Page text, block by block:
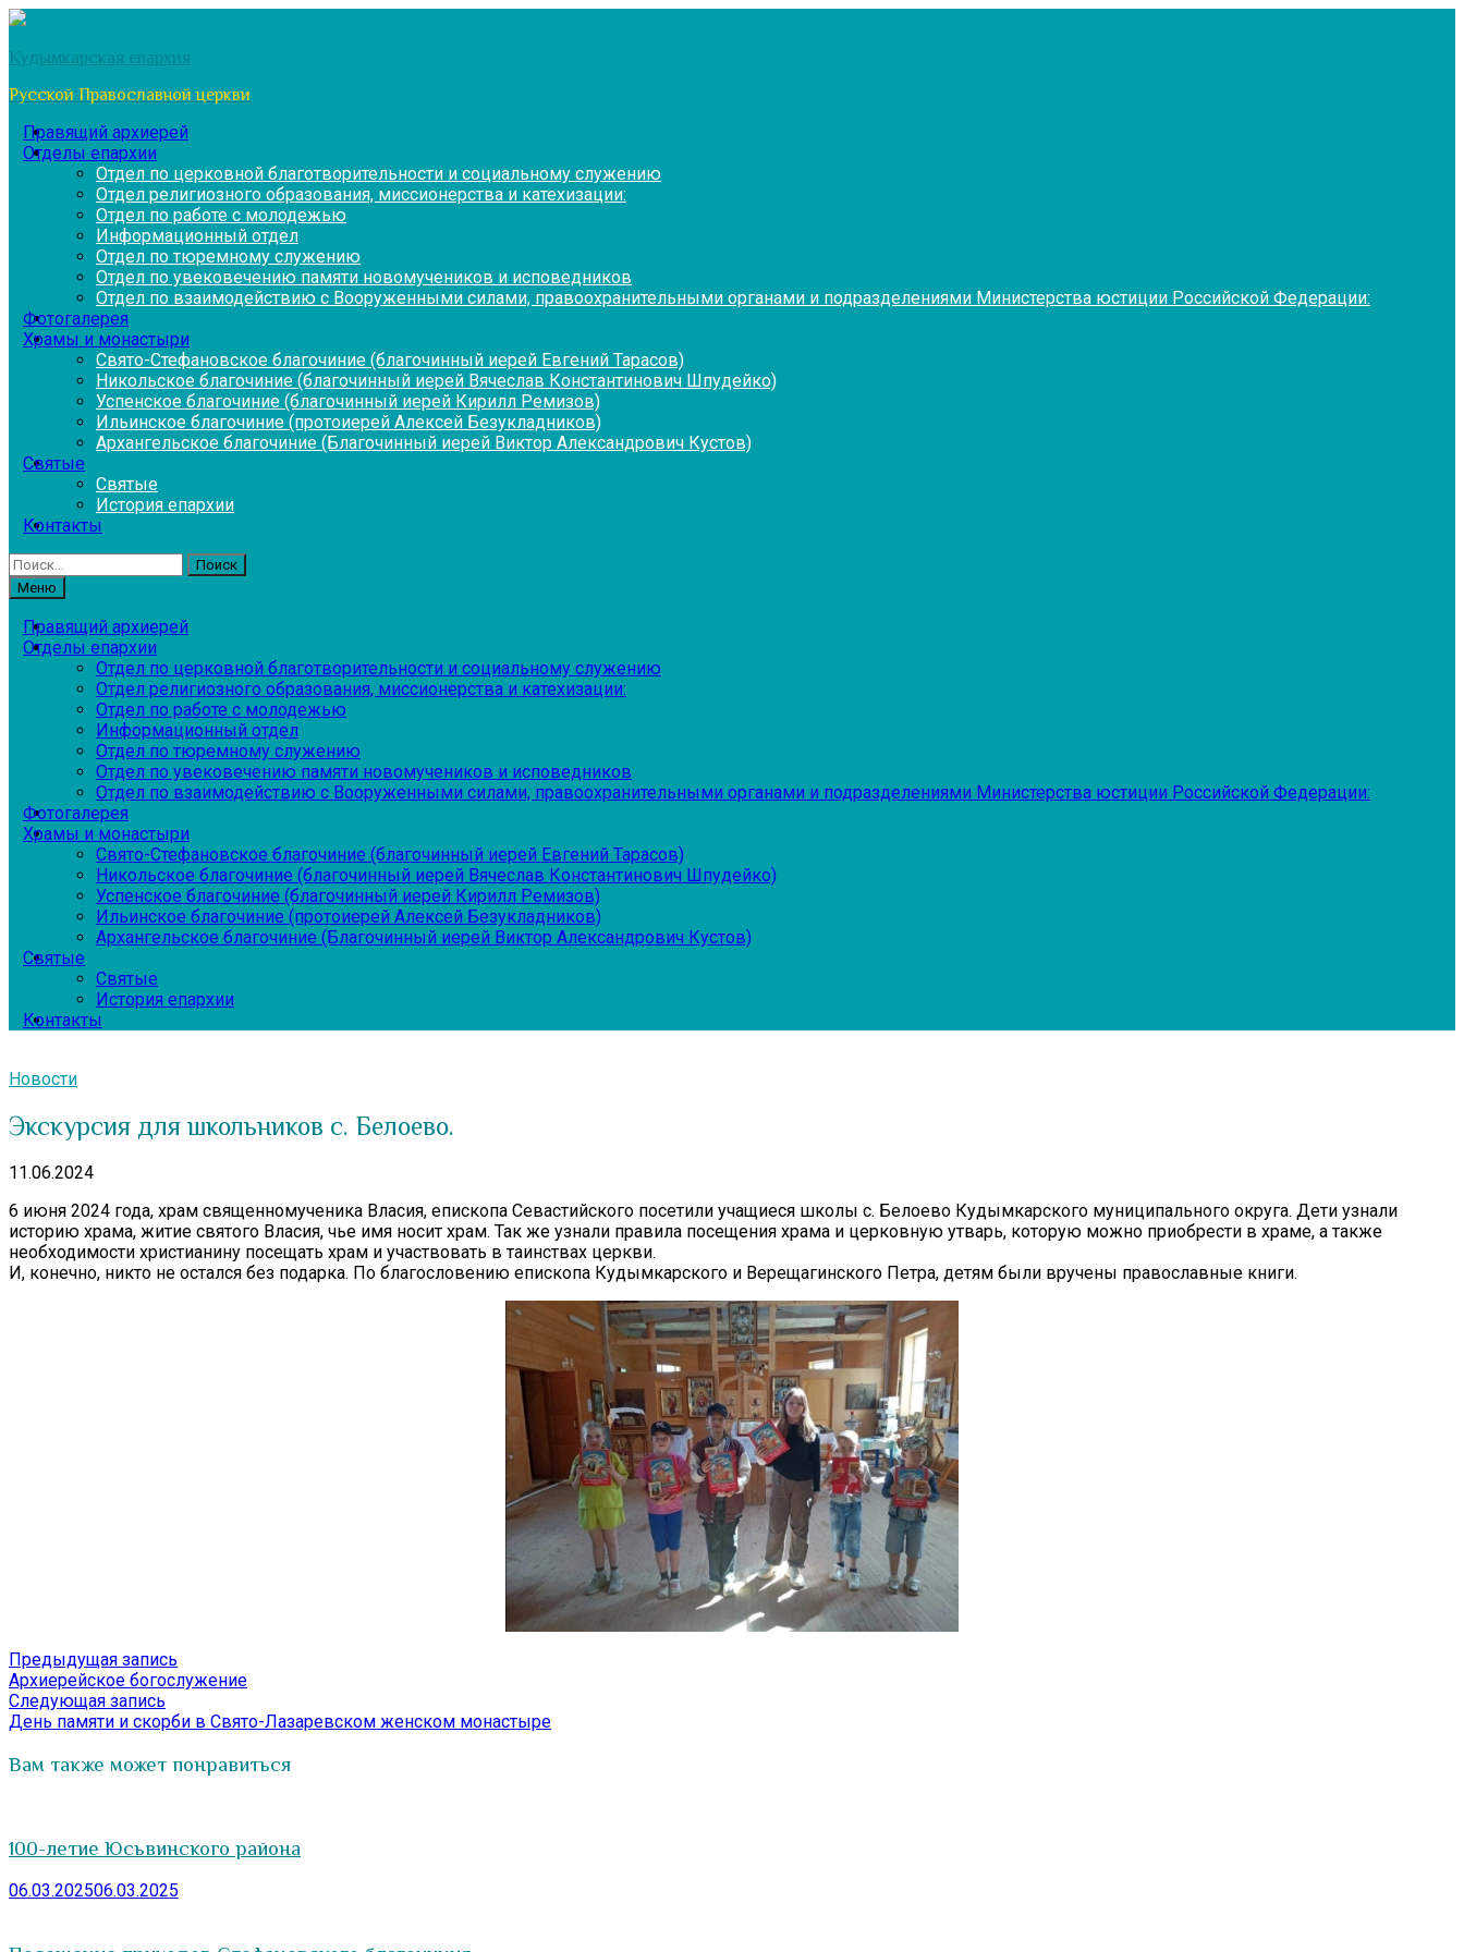
Перейти
содержимому
Кудымкарская епархия
Русской Православной церкви
Правящий архиерей
Отделы епархии
Отдел по церковной благотворительности и социальному служению
Отдел религиозного образования, миссионерства и катехизации:
Отдел по работе с молодежью
Информационный отдел
Отдел по тюремному служению
Отдел по увековечению памяти новомучеников и исповедников
Отдел по взаимодействию с Вооруженными силами, правоохранительными органами и подразделениями Министерства юстиции Российской Федерации:
Фотогалерея
Храмы и монастыри
Свято-Стефановское благочиние (благочинный иерей Евгений Тарасов)
Никольское благочиние (благочинный иерей Вячеслав Константинович Шпудейко)
Успенское благочиние (благочинный иерей Кирилл Ремизов)
Ильинское благочиние (протоиерей Алексей Безукладников)
Архангельское благочиние (Благочинный иерей Виктор Александрович Кустов)
Святые
Святые
История епархии
Контакты
Найти:
Меню
Правящий архиерей
Отделы епархии
Отдел по церковной благотворительности и социальному служению
Отдел религиозного образования, миссионерства и катехизации:
Отдел по работе с молодежью
Информационный отдел
Отдел по тюремному служению
Отдел по увековечению памяти новомучеников и исповедников
Отдел по взаимодействию с Вооруженными силами, правоохранительными органами и подразделениями Министерства юстиции Российской Федерации:
Фотогалерея
Храмы и монастыри
Свято-Стефановское благочиние (благочинный иерей Евгений Тарасов)
Никольское благочиние (благочинный иерей Вячеслав Константинович Шпудейко)
Успенское благочиние (благочинный иерей Кирилл Ремизов)
Ильинское благочиние (протоиерей Алексей Безукладников)
Архангельское благочиние (Благочинный иерей Виктор Александрович Кустов)
Святые
Святые
История епархии
Контакты
Новости
Экскурсия для школьников с. Белоево.
11.06.2024
6 июня 2024 года, храм священномученика Власия, епископа Севастийского посетили учащиеся школы с. Белоево Кудымкарского муниципального округа. Дети узнали
историю храма, житие святого Власия, чье имя носит храм. Так же узнали правила посещения храма и церковную утварь, которую можно приобрести в храме, а также
необходимости христианину посещать храм и участвовать в таинствах церкви.
И, конечно, никто не остался без подарка. По благословению епископа Кудымкарского и Верещагинского Петра, детям были вручены православные книги.
Навигация
по
записям
Предыдущая запись
запись:
Архиерейское богослужение
Следующая запись
запись:
День памяти и скорби в Свято-Лазаревском женском монастыре
Вам также может понравиться
100-летие Юсьвинского района
06.03.202506.03.2025